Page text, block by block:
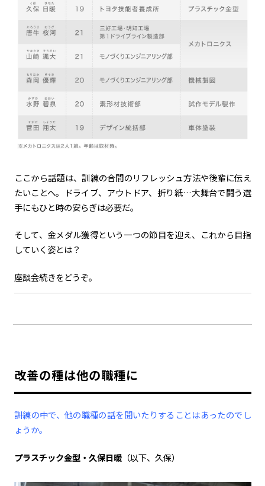
follow us
ここから話題は、訓練の合間のリフレッシュ方法や後輩に伝え
たいことへ。ドライブ、アウトドア、折り紙…大舞台で闘う選
手にもひと時の安らぎは必要だ。
そして、金メダル獲得という一つの節目を迎え、これから目指
していく姿とは――？
座談会続きをどうぞ。
改善の種は他の職種に
――訓練の中で、他の職種の話を聞いたりすることはあったのでし
ょうか。
プラスチック金型・久保日暖（以下、久保）